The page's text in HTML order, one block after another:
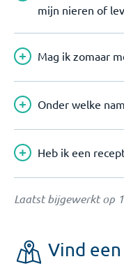
mijn nieren of
Mag ik zomaar
Onder welke
Heb ik een
Laatst bijgewerkt op
Vind